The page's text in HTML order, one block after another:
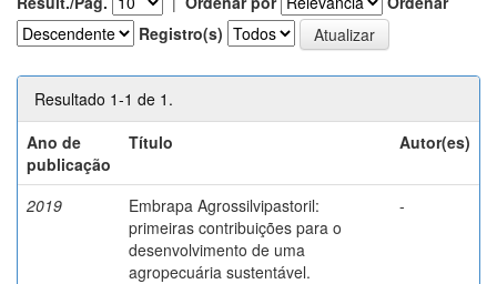
Registro(s)
Resultado 1-1 de 1.
Ano de
publicação
Título Autor(es)
2019
Embrapa Agrossilvipastoril:
primeiras contribuições para o
desenvolvimento de uma
agropecuária sustentável.
-